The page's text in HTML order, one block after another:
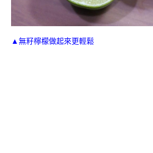
▲無籽檸檬做起來更輕鬆